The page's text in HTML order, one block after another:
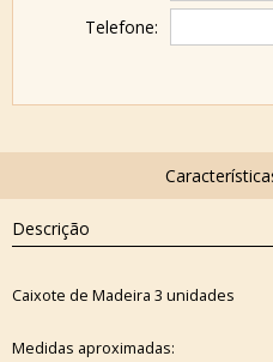
Telefone:
Descrição
Caixote de Madeira 3 unidades
Medidas aproximadas: